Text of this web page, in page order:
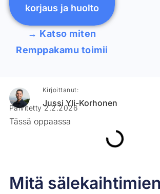
korjaus ja huolto
→ Katso miten
Remppakamu toimii
Mitä sälekaihtimien
Kirjoittanut:
Jussi Yli-Korhonen
Päivitetty 2.2.2026
Tässä oppaassa